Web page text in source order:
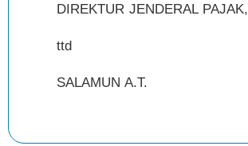
DIREKTUR JENDERAL PAJAK,
ttd
SALAMUN A.T.